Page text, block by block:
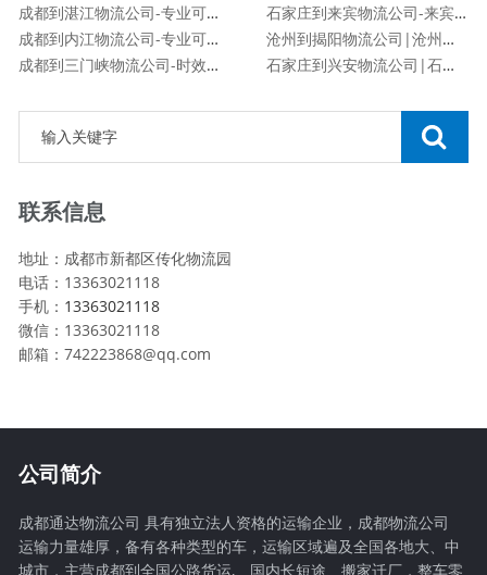
成都到湛江物流公司-专业可靠「保证时效」
成都到内江物流公司-专业可靠「保证时效」
成都到三门峡物流公司-时效稳定「免费取件」
石家庄到来宾物流公司-来宾专线
沧州到揭阳物流公司|沧州到揭阳物流专线
石家庄到兴安物流公司|石家庄到兴安货运专线
联系信息
地址：成都市新都区传化物流园
电话：13363021118
手机： 13363021118
微信：13363021118
邮箱：742223868@qq.com
公司简介
成都通达物流公司 具有独立法人资格的运输企业，成都物流公司
运输力量雄厚，备有各种类型的车，运输区域遍及全国各地大、中
城市，主营成都到全国公路货运,、国内长短途、搬家迁厂，整车零